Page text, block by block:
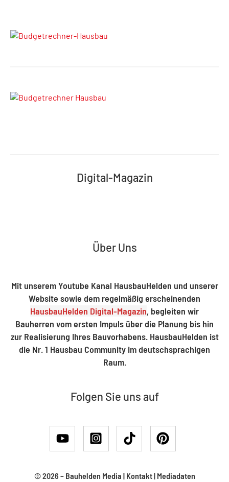
Digital-Magazin
Über Uns
Mit unserem Youtube Kanal HausbauHelden und unserer
Website sowie dem regelmäßig erscheinenden
HausbauHelden Digital-Magazin, begleiten wir
Bauherren vom ersten Impuls über die Planung bis hin
zur Realisierung Ihres Bauvorhabens. HausbauHelden ist
die Nr. 1 Hausbau Community im deutschsprachigen
Raum.
Folgen Sie uns auf
© 2026 – Bauhelden Media | Kontakt| Mediadaten